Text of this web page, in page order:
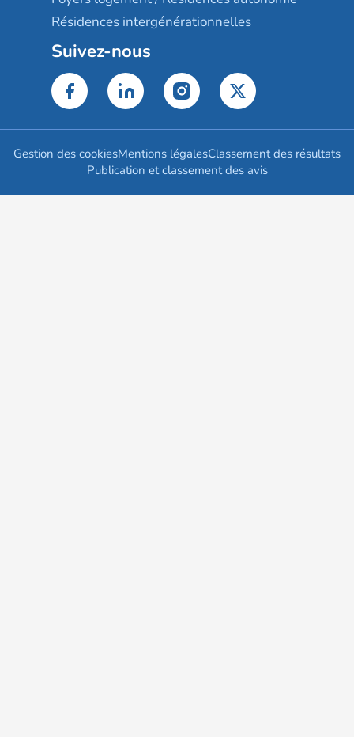
Résidences intergénérationnelles
Suivez-nous
Gestion des cookiesMentions légalesClassement des résultats
Publication et classement des avis